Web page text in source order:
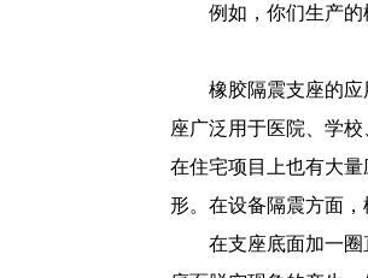
例如，你们生产
橡胶隔震支座的
座广泛用于医院、学
在住宅项目上也有大
形。在设备隔震方面
在支座底面加一